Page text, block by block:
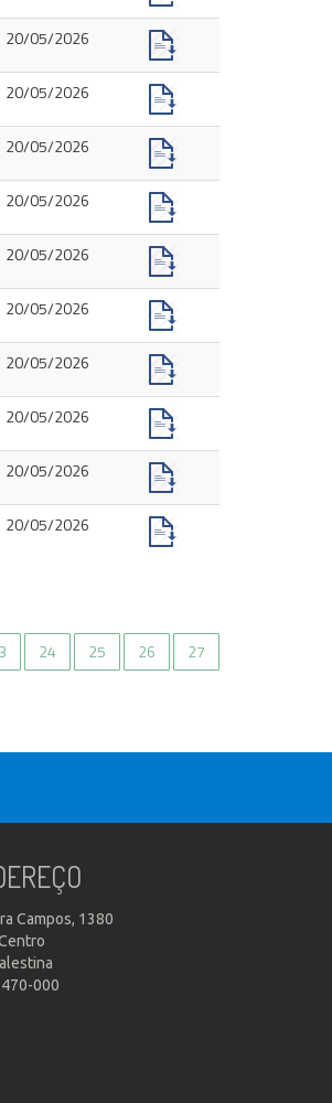
20/05/2026
20/05/2026
20/05/2026
20/05/2026
20/05/2026
20/05/2026
20/05/2026
20/05/2026
20/05/2026
20/05/2026
Campos, 1380
000